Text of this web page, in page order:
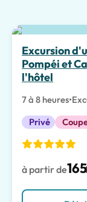
Excursion
Pompéi et
l'hôtel
7 à 8 heures•
Privé
à partir de165